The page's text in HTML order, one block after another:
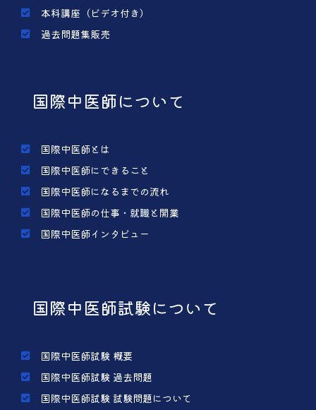
本科講座（ビデオ付き）
過去問題集販売
国際中医師について
国際中医師とは
国際中医師にできること
国際中医師になるまでの流れ
国際中医師の仕事・就職と開業
国際中医師インタビュー
国際中医師試験について
国際中医師試験 概要
国際中医師試験 過去問題
国際中医師試験 試験問題について